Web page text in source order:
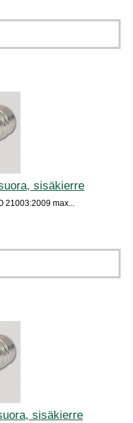
sisäkierre
21003:2009 max...
sisäkierre